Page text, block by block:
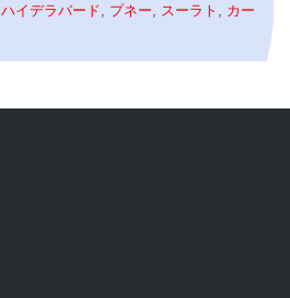
ハイデラバード, プネー, スーラト , カー